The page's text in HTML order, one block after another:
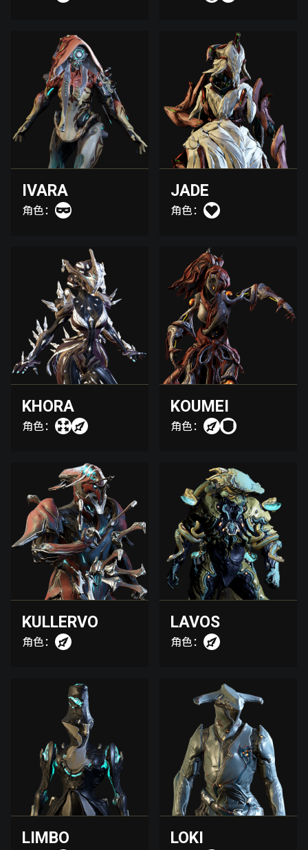
IVARA
角色：
JADE
角色：
KHORA
角色：
KOUMEI
角色：
KULLERVO
角色：
LAVOS
角色：
LIMBO LOKI